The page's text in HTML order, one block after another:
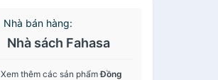
Nhà bán hàng:
Nhà sách Fahasa
Xem thêm các sản phẩmĐồng